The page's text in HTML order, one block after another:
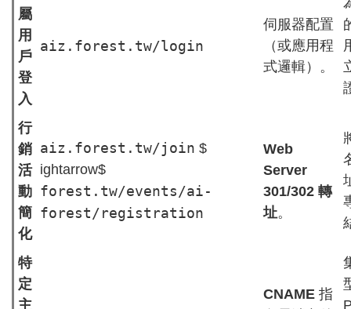
屬
用
戶
登
入
aiz.forest.tw/login
伺服器配置
（或應用程
式邏輯）。
行
銷
活
動
簡
化
aiz.forest.tw/join $
ightarrow$
forest.tw/events/ai-
forest/registration
Web
Server
301/302 轉
址。
特
定
主
CNAME 指